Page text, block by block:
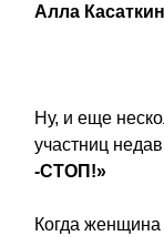
Алла
Ну, и еще
участниц
-СТОП!»
Когда женщина